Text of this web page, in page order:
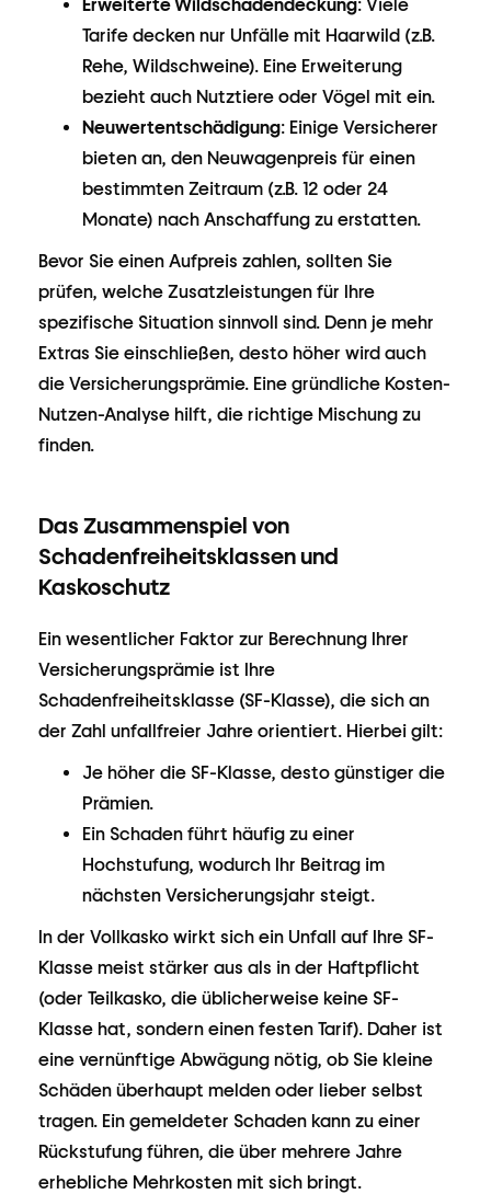
Erweiterte Wildschadendeckung: Viele
Tarife decken nur Unfälle mit Haarwild (z.B.
Rehe, Wildschweine). Eine Erweiterung
bezieht auch Nutztiere oder Vögel mit ein.
Neuwertentschädigung: Einige Versicherer
bieten an, den Neuwagenpreis für einen
bestimmten Zeitraum (z.B. 12 oder 24
Monate) nach Anschaffung zu erstatten.
Bevor Sie einen Aufpreis zahlen, sollten Sie
prüfen, welche Zusatzleistungen für Ihre
spezifische Situation sinnvoll sind. Denn je mehr
Extras Sie einschließen, desto höher wird auch
die Versicherungsprämie. Eine gründliche Kosten-
Nutzen-Analyse hilft, die richtige Mischung zu
finden.
Das Zusammenspiel von
Schadenfreiheitsklassen und
Kaskoschutz
Ein wesentlicher Faktor zur Berechnung Ihrer
Versicherungsprämie ist Ihre
Schadenfreiheitsklasse (SF-Klasse), die sich an
der Zahl unfallfreier Jahre orientiert. Hierbei gilt:
Je höher die SF-Klasse, desto günstiger die
Prämien.
Ein Schaden führt häufig zu einer
Hochstufung, wodurch Ihr Beitrag im
nächsten Versicherungsjahr steigt.
In der Vollkasko wirkt sich ein Unfall auf Ihre SF-
Klasse meist stärker aus als in der Haftpflicht
(oder Teilkasko, die üblicherweise keine SF-
Klasse hat, sondern einen festen Tarif). Daher ist
eine vernünftige Abwägung nötig, ob Sie kleine
Schäden überhaupt melden oder lieber selbst
tragen. Ein gemeldeter Schaden kann zu einer
Rückstufung führen, die über mehrere Jahre
erhebliche Mehrkosten mit sich bringt.